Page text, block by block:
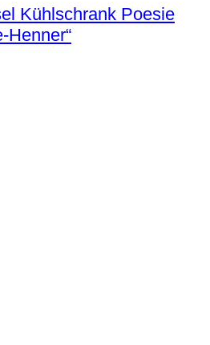
Kühlschrank Poesie
Henner“